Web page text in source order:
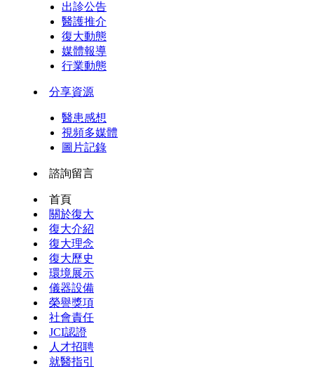
出診公告
醫護推介
復大動態
媒體報導
行業動態
分享資源
醫患感想
視頻多媒體
圖片記錄
諮詢留言
首頁
關於復大
復大介紹
復大理念
復大歷史
環境展示
儀器設備
榮譽獎項
社會責任
JCI認證
人才招聘
就醫指引